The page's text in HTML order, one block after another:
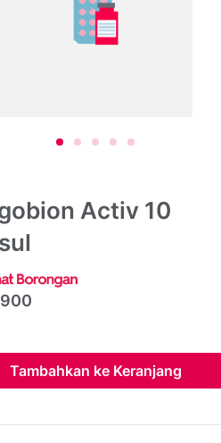
Activ 10
Tambahkan ke Keranjang